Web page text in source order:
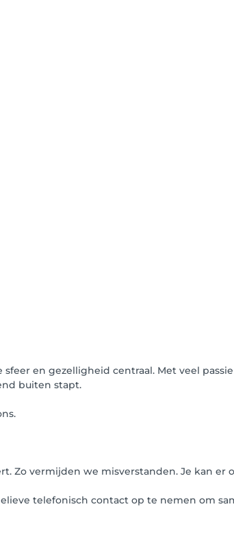
en gezelligheid centraal. Met veel
buiten stapt.
Zo vermijden we misverstanden. Je kan er
telefonisch contact op te nemen om